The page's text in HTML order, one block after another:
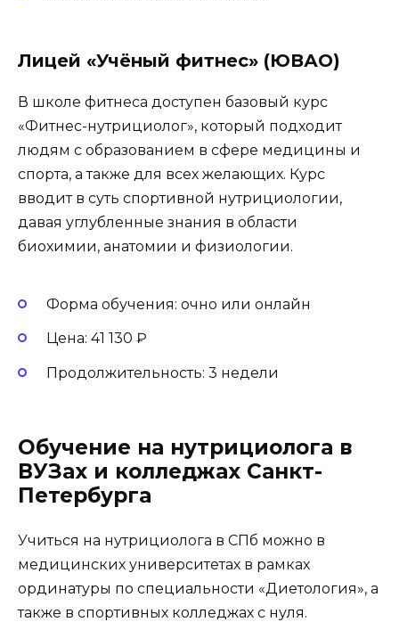
Лицей «Учёный фитнес» (ЮВАО)
В школе фитнеса доступен базовый курс
«Фитнес-нутрициолог», который подходит
людям с образованием в сфере медицины и
спорта, а также для всех желающих. Курс
вводит в суть спортивной нутрициологии,
давая углубленные знания в области
биохимии, анатомии и физиологии.
Форма обучения: очно или онлайн
Цена: 41 130 ₽
Продолжительность: 3 недели
Обучение на нутрициолога в
ВУЗах и колледжах Санкт-
Петербурга
Учиться на нутрициолога в СПб можно в
медицинских университетах в рамках
ординатуры по специальности «Диетология», а
также в спортивных колледжах с нуля.